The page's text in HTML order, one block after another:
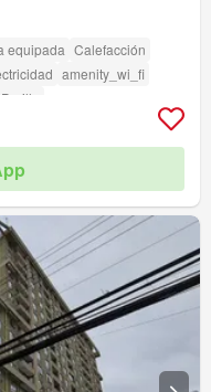
equipada Calefacción
amenity_wi_fi
Parilla